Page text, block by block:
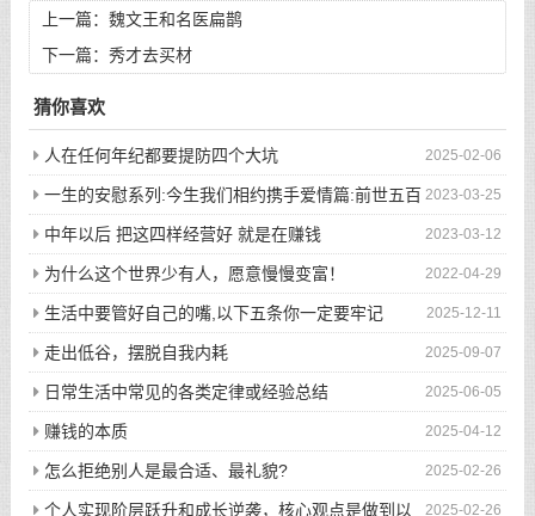
上一篇： 魏文王和名医扁鹊
下一篇： 秀才去买材
猜你喜欢
2025-02-06
人在任何年纪都要提防四个大坑
2023-03-25
一生的安慰系列:今生我们相约携手爱情篇:前世五百
次的回眸才换来今生的相遇
2023-03-12
中年以后 把这四样经营好 就是在赚钱
2022-04-29
为什么这个世界少有人，愿意慢慢变富！
2025-12-11
生活中要管好自己的嘴,以下五条你一定要牢记
2025-09-07
走出低谷，摆脱自我内耗
2025-06-05
日常生活中常见的各类定律或经验总结
2025-04-12
赚钱的本质
2025-02-26
怎么拒绝别人是最合适、最礼貌?
2025-02-26
个人实现阶层跃升和成长逆袭，核心观点是做到以